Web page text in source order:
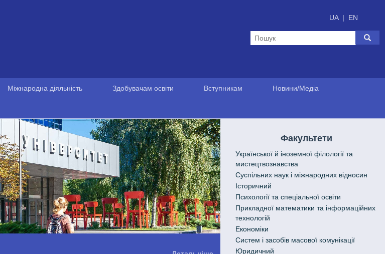
UA | EN
Міжнародна діяльність Здобувачам освіти Вступникам Новини/Медіа
Факультети
Української й іноземної філології та
мистецтвознавства
Cуспільних наук і міжнародних відносин
Історичний
Психології та спеціальної освіти
Прикладної математики та інформаційних
технологій
Економіки
Систем і засобів масової комунікації
Юридичний